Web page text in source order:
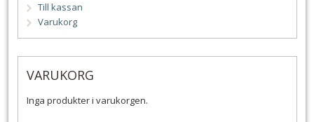
Till kassan
Varukorg
VARUKORG
Inga produkter i varukorgen.